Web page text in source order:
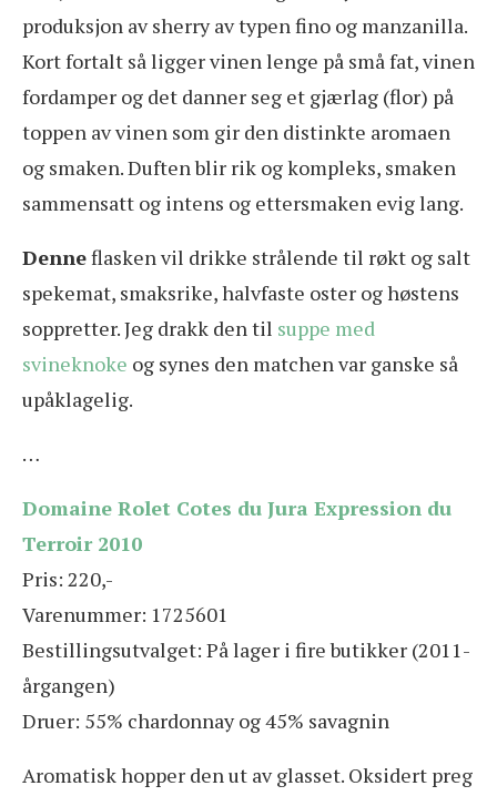
produksjon av sherry av typen fino og manzanilla.
Kort fortalt så ligger vinen lenge på små fat, vinen
fordamper og det danner seg et gjærlag (flor) på
toppen av vinen som gir den distinkte aromaen
og smaken. Duften blir rik og kompleks, smaken
sammensatt og intens og ettersmaken evig lang.
Denneflasken vil drikke strålende til røkt og salt
spekemat, smaksrike, halvfaste oster og høstens
soppretter. Jeg drakk den til suppe med
svineknoke og synes den matchen var ganske så
upåklagelig.
…
Domaine Rolet Cotes du Jura Expression du
Terroir 2010
Pris: 220,-
Varenummer: 1725601
Bestillingsutvalget: På lager i fire butikker (2011-
årgangen)
Druer: 55% chardonnay og 45% savagnin
Aromatisk hopper den ut av glasset. Oksidert preg